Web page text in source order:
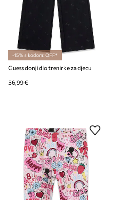
-15% s kodom: OFF*
Guess donji dio trenirke za djecu
56,99 €